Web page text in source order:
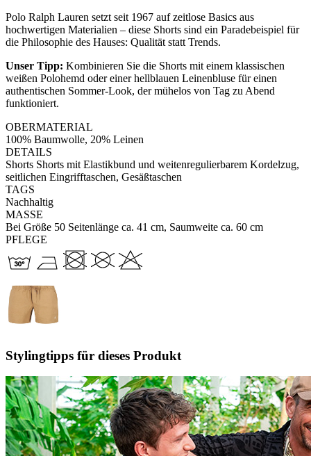
Polo Ralph Lauren setzt seit 1967 auf zeitlose Basics aus
hochwertigen Materialien – diese Shorts sind ein Paradebeispiel für
die Philosophie des Hauses: Qualität statt Trends.
Unser Tipp: Kombinieren Sie die Shorts mit einem klassischen
weißen Polohemd oder einer hellblauen Leinenbluse für einen
authentischen Sommer-Look, der mühelos von Tag zu Abend
funktioniert.
OBERMATERIAL
100% Baumwolle, 20% Leinen
DETAILS
Shorts Shorts mit Elastikbund und weitenregulierbarem Kordelzug,
seitlichen Eingrifftaschen, Gesäßtaschen
TAGS
Nachhaltig
MASSE
Bei Größe 50 Seitenlänge ca. 41 cm, Saumweite ca. 60 cm
PFLEGE
Stylingtipps für dieses Produkt